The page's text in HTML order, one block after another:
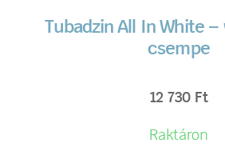
Tubadzin All In White –
csempe
12 730 Ft
Raktáron